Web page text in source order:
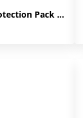
New Balance 2002r Protection Pack Dark Navy M2002RDF